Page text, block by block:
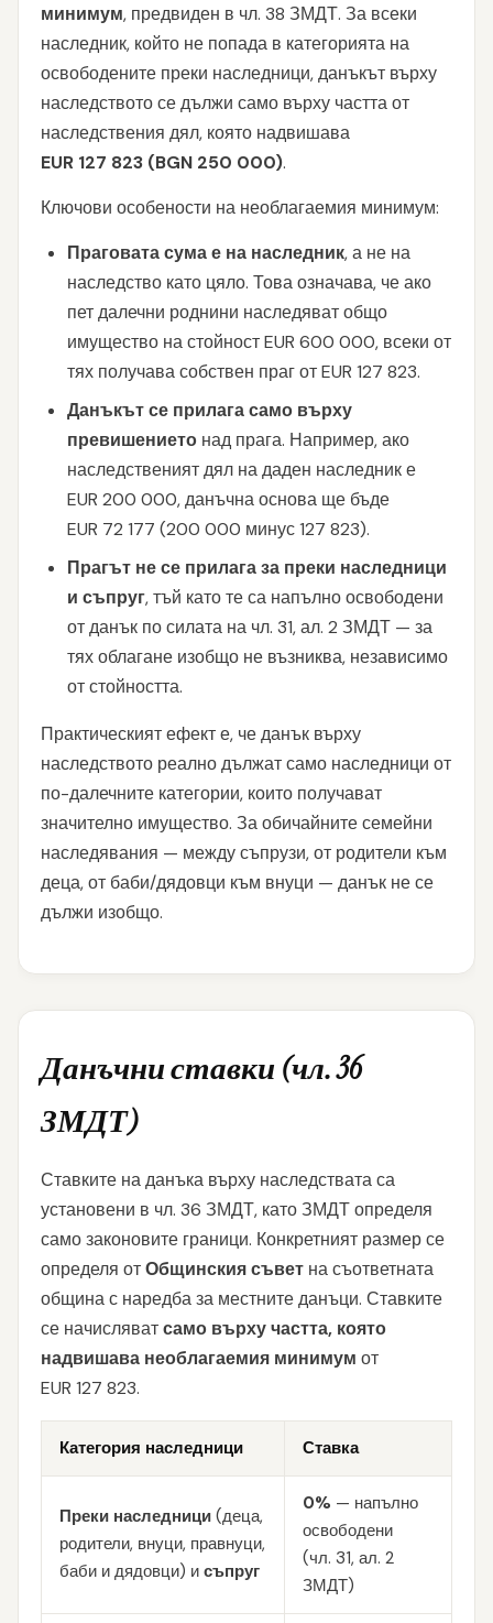
минимум, предвиден в чл. 38 ЗМДТ. За всеки
наследник, който не попада в категорията на
освободените преки наследници, данъкът върху
наследството се дължи само върху частта от
наследствения дял, която надвишава
EUR 127 823 (BGN 250 000).
Ключови особености на необлагаемия минимум:
Праговата сума е на наследник, а не на
наследство като цяло. Това означава, че ако
пет далечни роднини наследяват общо
имущество на стойност EUR 600 000, всеки от
тях получава собствен праг от EUR 127 823.
Данъкът се прилага само върху
превишението над прага. Например, ако
наследственият дял на даден наследник е
EUR 200 000, данъчна основа ще бъде
EUR 72 177 (200 000 минус 127 823).
Прагът не се прилага за преки наследници
и съпруг, тъй като те са напълно освободени
от данък по силата на чл. 31, ал. 2 ЗМДТ — за
тях облагане изобщо не възниква, независимо
от стойността.
Практическият ефект е, че данък върху
наследството реално дължат само наследници от
по-далечните категории, които получават
значително имущество. За обичайните семейни
наследявания — между съпрузи, от родители към
деца, от баби/дядовци към внуци — данък не се
дължи изобщо.
Данъчни ставки (чл. 36
ЗМДТ)
Ставките на данъка върху наследствата са
установени в чл. 36 ЗМДТ, като ЗМДТ определя
само законовите граници. Конкретният размер се
определя отОбщинския съвет на съответната
община с наредба за местните данъци. Ставките
се начисляватсамо върху частта, която
надвишава необлагаемия минимум от
EUR 127 823.
Категория наследници Ставка
Преки наследници (деца,
родители, внуци, правнуци,
баби и дядовци) и съпруг
0% — напълно
освободени
(чл. 31, ал. 2
ЗМДТ)